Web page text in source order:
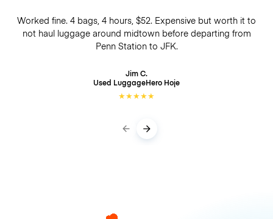
Worked fine. 4 bags, 4 hours, $52. Expensive but worth it to
not haul luggage around midtown before departing from
Penn Station to JFK.
Jim C.
Used LuggageHero Hoje
★★★★★